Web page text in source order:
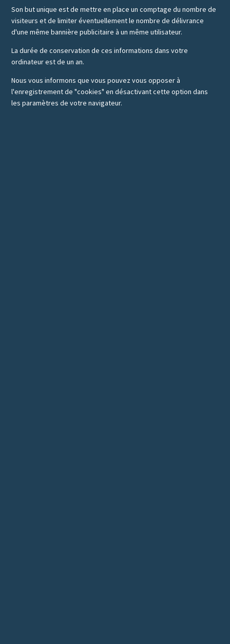
Son but unique est de mettre en place un comptage du nombre de
visiteurs et de limiter éventuellement le nombre de délivrance
d'une même bannière publicitaire à un même utilisateur.
La durée de conservation de ces informations dans votre
ordinateur est de un an.
Nous vous informons que vous pouvez vous opposer à
l'enregistrement de "cookies" en désactivant cette option dans
les paramètres de votre navigateur.